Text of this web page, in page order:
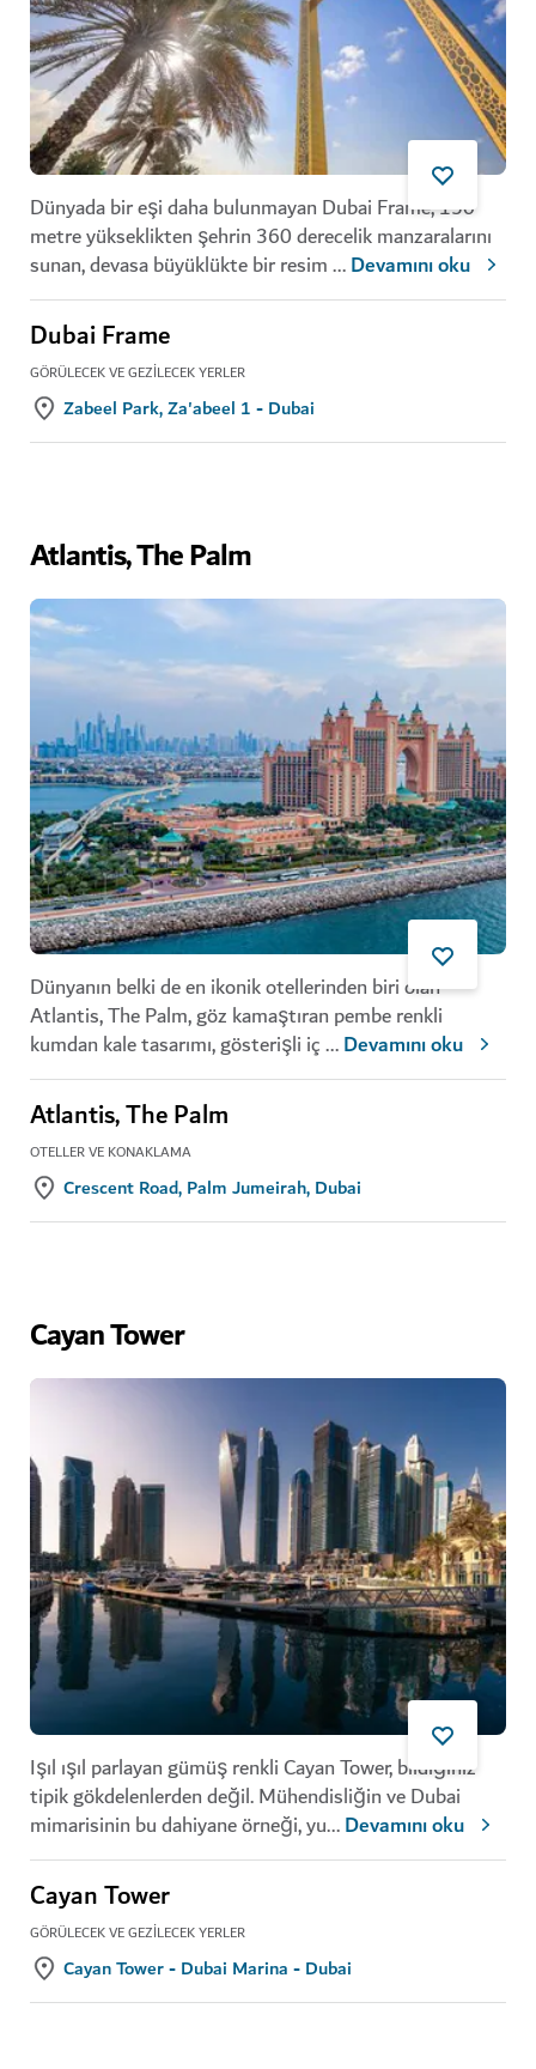
Dünyada bir eşi daha bulunmayan Dubai Frame, 150
metre yükseklikten şehrin 360 derecelik manzaralarını
sunan, devasa büyüklükte bir resim...Devamını oku
Dubai Frame
GÖRÜLECEK VE GEZILECEK YERLER
Zabeel Park, Za'abeel 1 - Dubai
Atlantis, The Palm
Dünyanın belki de en ikonik otellerinden biri olan
Atlantis, The Palm, göz kamaştıran pembe renkli
kumdan kale tasarımı, gösterişli iç...Devamını oku
Atlantis, The Palm
OTELLER VE KONAKLAMA
Crescent Road, Palm Jumeirah, Dubai
Cayan Tower
Işıl ışıl parlayan gümüş renkli Cayan Tower, bildiğiniz
tipik gökdelenlerden değil. Mühendisliğin ve Dubai
mimarisinin bu dahiyane örneği, yu...Devamını oku
Cayan Tower
GÖRÜLECEK VE GEZILECEK YERLER
Cayan Tower - Dubai Marina - Dubai